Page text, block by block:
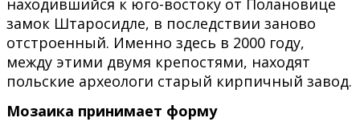
находившийся к юго-востоку от Полановице
замок Штаросидле, в последствии заново
отстроенный. Именно здесь в 2000 году,
между этими двумя крепостями, находят
польские археологи старый кирпичный завод.
Мозаика принимает форму